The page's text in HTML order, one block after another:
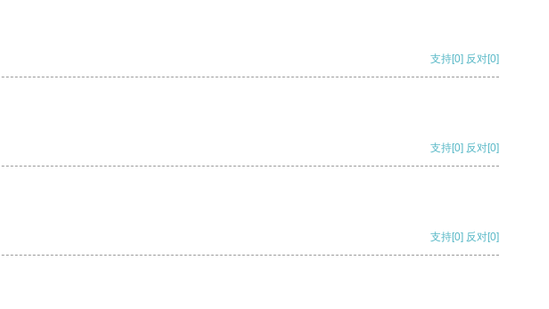
支持[0] 反对[0]
支持[0] 反对[0]
支持[0] 反对[0]